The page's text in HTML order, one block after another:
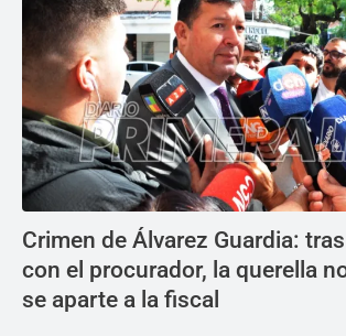
Crimen de Álvarez Guardia:
con el procurador, la querella
se aparte a la fiscal